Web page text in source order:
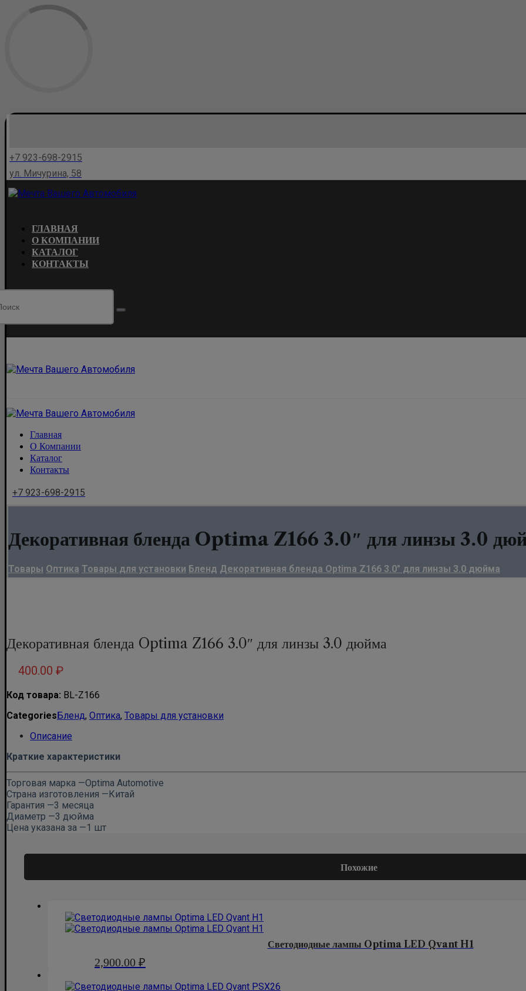
+7 923-698-2915
ул. Мичурина, 58
ГЛАВНАЯ
О КОМПАНИИ
КАТАЛОГ
КОНТАКТЫ
Главная
О Компании
Каталог
Контакты
+7 923-698-2915
Декоративная бленда Optima Z166 3.0″ для линзы 3.0
Товары Оптика Товары для установки Бленд Декоративная бленда Optima Z166 3.0" для линзы 3.0 дюйма
Декоративная бленда Optima Z166 3.0″ для линзы 3.0 дюйма
400.00 ₽
Код товара: BL-Z166
CategoriesБленд, Оптика, Товары для установки
Описание
Краткие характеристики
Торговая марка —Optima Automotive
Страна изготовления —Китай
Гарантия —3 месяца
Диаметр —3 дюйма
Цена указана за —1 шт
Похожие
Светодиодные лампы Optima LED Qvant H1
2,900.00 ₽